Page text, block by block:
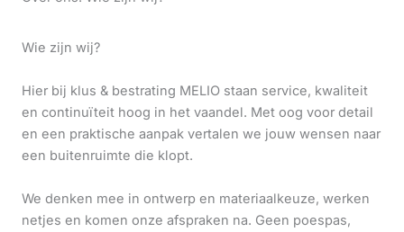
Wie zijn wij?
Hier bij klus & bestrating MELIO staan service, kwaliteit
en continuïteit hoog in het vaandel. Met oog voor detail
en een praktische aanpak vertalen we jouw wensen naar
een buitenruimte die klopt.
We denken mee in ontwerp en materiaalkeuze, werken
netjes en komen onze afspraken na. Geen poespas,